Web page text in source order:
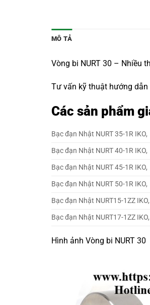
MÔ TẢ
Vòng bi NURT 30 – Nhiều
Tư vấn kỹ thuật hướng dẫn
Các sản phẩm
Bạc đạn Nhật NURT 35-1R IKO,
Bạc đạn Nhật NURT 40-1R IKO,
Bạc đạn Nhật NURT 45-1R IKO,
Bạc đạn Nhật NURT 50-1R IKO,
Bạc đạn Nhật NURT15-1ZZ IKO,
Bạc đạn Nhật NURT17-1ZZ IKO,
Hình ảnh Vòng bi NURT 30